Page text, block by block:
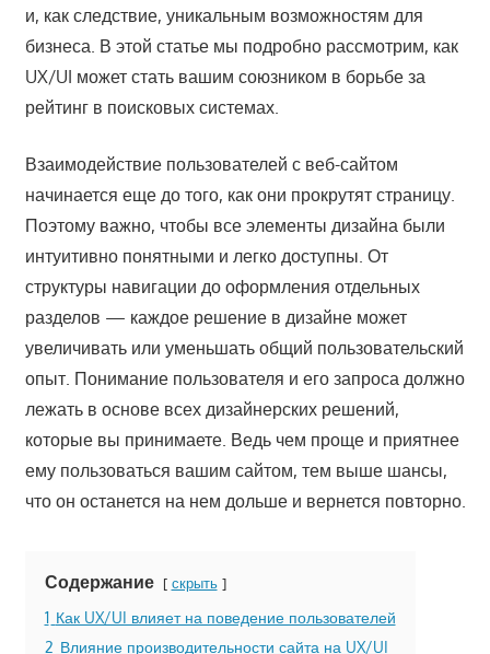
и, как следствие, уникальным возможностям для
бизнеса. В этой статье мы подробно рассмотрим, как
UX/UI может стать вашим союзником в борьбе за
рейтинг в поисковых системах.
Взаимодействие пользователей с веб-сайтом
начинается еще до того, как они прокрутят страницу.
Поэтому важно, чтобы все элементы дизайна были
интуитивно понятными и легко доступны. От
структуры навигации до оформления отдельных
разделов — каждое решение в дизайне может
увеличивать или уменьшать общий пользовательский
опыт. Понимание пользователя и его запроса должно
лежать в основе всех дизайнерских решений,
которые вы принимаете. Ведь чем проще и приятнее
ему пользоваться вашим сайтом, тем выше шансы,
что он останется на нем дольше и вернется повторно.
Содержание скрыть
1 Как UX/UI влияет на поведение пользователей
2 Влияние производительности сайта на UX/UI